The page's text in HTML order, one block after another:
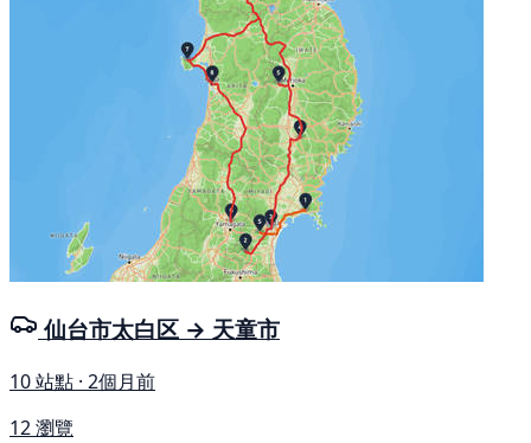
仙台市太白区 → 天童市
10 站點 · 2個月前
12 瀏覽